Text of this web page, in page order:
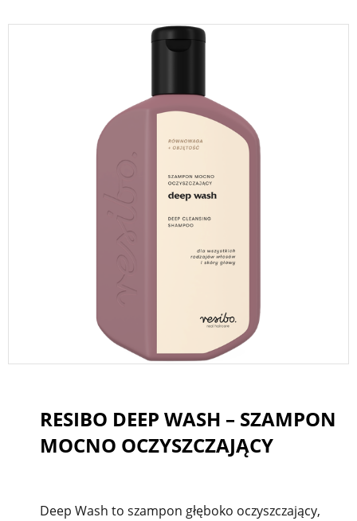
RESIBO DEEP WASH – SZAMPON
MOCNO OCZYSZCZAJĄCY
Deep Wash to szampon głęboko oczyszczający,